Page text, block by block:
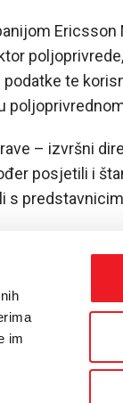
im
Ericsson
te
– izvršni
posjetili i
s